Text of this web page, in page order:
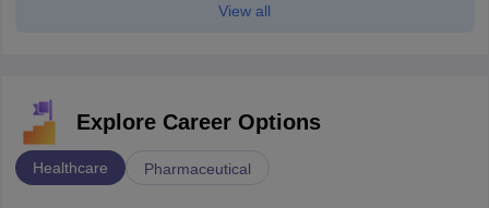
View all
Explore Career Options
Healthcare Pharmaceutical